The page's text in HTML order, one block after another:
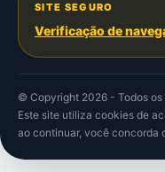
SITE SEGURO
Verificação de
© Copyright 2026 - Todos os
Este site utiliza cookies de
ao continuar, você concorda